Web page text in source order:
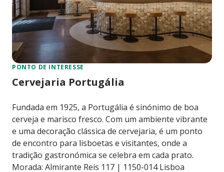
PONTO DE INTERESSE
Cervejaria Portugália
Fundada em 1925, a Portugália é sinónimo de boa
cerveja e marisco fresco. Com um ambiente vibrante
e uma decoração clássica de cervejaria, é um ponto
de encontro para lisboetas e visitantes, onde a
tradição gastronómica se celebra em cada prato.
Morada: Almirante Reis 117 | 1150-014 Lisboa